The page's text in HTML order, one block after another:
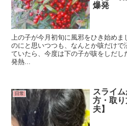
爆発
上の子が今月初旬に風邪をひき始め
のにと思いつつも、なんとか咳だけで
ていたら、今度は下の子が咳をしだ
発熱...
日常
スライ
方・取
夫】